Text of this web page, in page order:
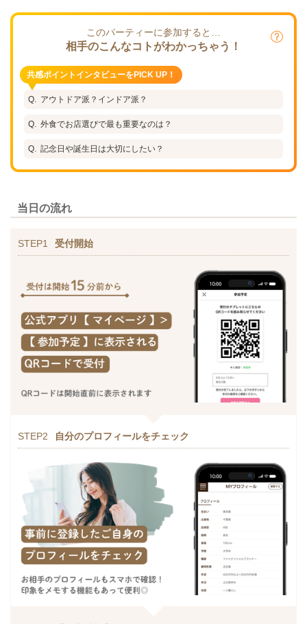
このパーティーに参加すると…
相手のこんなコトがわかっちゃう！
共感ポイントインタビューをPICK UP！
アウトドア派？インドア派？
外食でお店選びで最も重要なのは？
記念日や誕生日は大切にしたい？
当日の流れ
STEP1 受付開始
STEP2 自分のプロフィールをチェック